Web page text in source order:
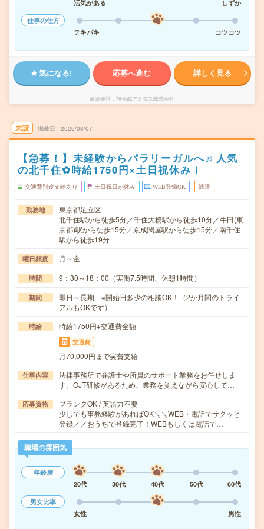
活気がある
しずか
仕事の仕方
テキパキ
コツコツ
気になる! 応募へ進む 詳しく見る
派遣会社 旭化成アミダス株式会社
未読 掲載日 2026/08/07
【急募！】未経験からパラリーガルへ♬人気
の北千住✿時給1750円×土日祝休み！
交通費別途支給あり 土日祝日が休み WEB登録OK 派遣
勤務地
東京都足立区
北千住駅から徒歩5分／千住大橋駅から徒歩10分／牛田(東
京都)駅から徒歩15分／京成関屋駅から徒歩15分／南千住
駅から徒歩19分
曜日頻度 月～金
時間 9：30～18：00（実働7.5時間、休憩1時間）
期間
即日～長期 ※開始日多少の相談OK！（2か月間のトライ
アルもOKです）
時給 時給1750円+交通費全額
交通費
月70,000円まで実費支給
仕事内容
法律事務所で弁護士や所員のサポート業務をお任せしま
す。OJT研修があるため、業務を覚えながら安心して…
応募資格
ブランクOK / 英語力不要
少しでも事務経験があればOK＼＼WEB・電話でサクッと
登録／／おうちで登録完了！WEBもしくは電話で…
職場の雰囲気
年齢層
20代
30代 40代 50代
60代
男女比率
女性
男性